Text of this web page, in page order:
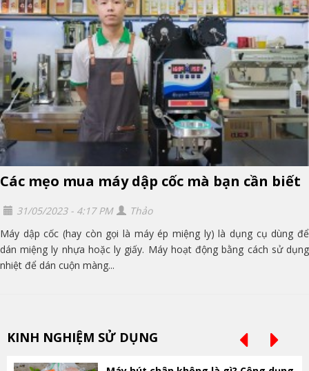
Các mẹo mua máy dập cốc mà bạn cần biết
31/05/2023 - 4:17 PM
Thảo
Máy dập cốc (hay còn gọi là máy ép miệng ly) là dụng cụ dùng để
dán miệng ly nhựa hoặc ly giấy. Máy hoạt động bằng cách sử dụng
nhiệt để dán cuộn màng...
KINH NGHIỆM SỬ DỤNG